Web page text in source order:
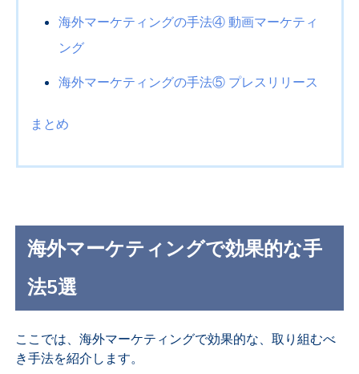
海外マーケティングの手法④ 動画マーケティ
ング
海外マーケティングの手法⑤ プレスリリース
まとめ
海外マーケティングで効果的な手
法5選
ここでは、海外マーケティングで効果的な、取り組むべ
き手法を紹介します。